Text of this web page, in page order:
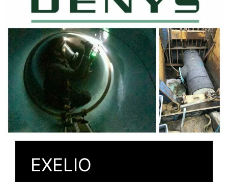
EXELIO